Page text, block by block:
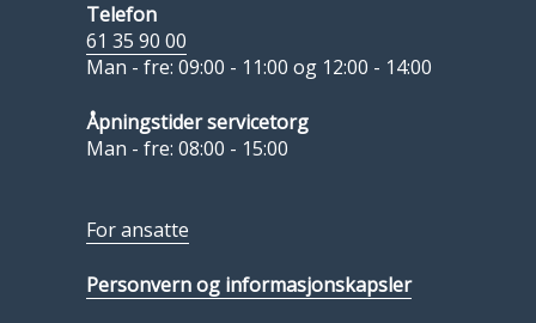
Telefon
61 35 90 00
Man - fre: 09:00 - 11:00 og 12:00 - 14:00
Åpningstider servicetorg
Man - fre: 08:00 - 15:00
For ansatte
Personvern og informasjonskapsler